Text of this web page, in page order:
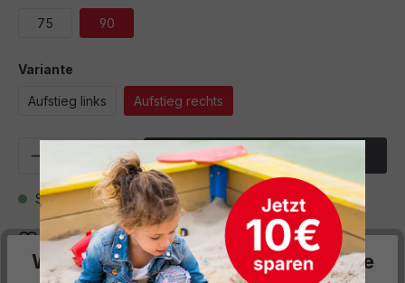
75 90
Variante
Aufstieg links Aufstieg rechts
Produkt Anzahl: Gib den
In den Warenkorb
Sofort verfügbar, Lieferzeit: 8-12 Wochen
Zum Merkzettel hinzufügen
Wir respektieren deine Privatsphäre